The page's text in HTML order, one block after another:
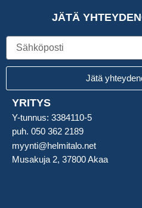
JÄTÄ
Sähköposti
Jätä
YRITYS
Y-tunnus: 3384110-5
puh. 050 362 2189
myynti@helmitalo.net
Musakuja 2, 37800 Akaa